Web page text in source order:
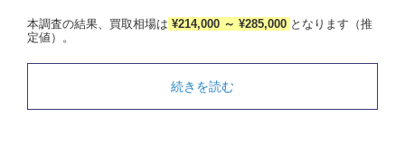
本調査の結果、買取相場は ¥214,000 ～ ¥285,000 となります（推
定値）。
続きを読む